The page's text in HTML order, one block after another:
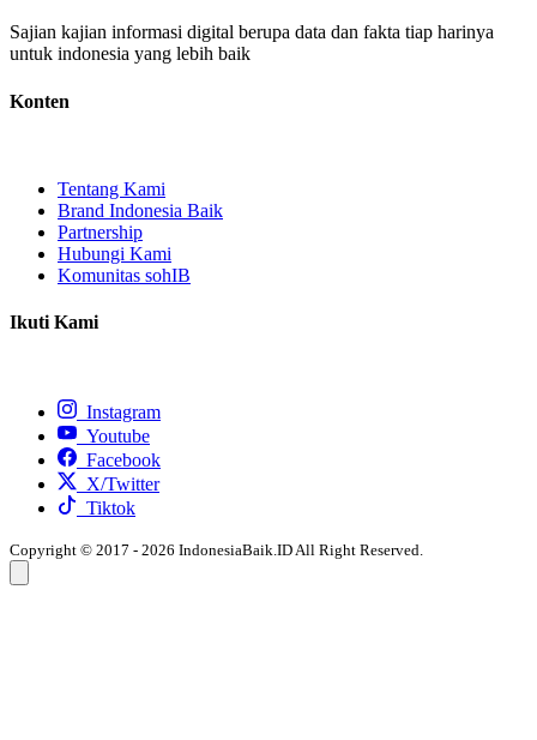
Sajian kajian informasi digital berupa data dan fakta tiap harinya
untuk indonesia yang lebih baik
Konten
Tentang Kami
Brand Indonesia Baik
Partnership
Hubungi Kami
Komunitas sohIB
Ikuti Kami
Instagram
Youtube
Facebook
X/Twitter
Tiktok
Copyright © 2017 - 2026 IndonesiaBaik.ID All Right Reserved.